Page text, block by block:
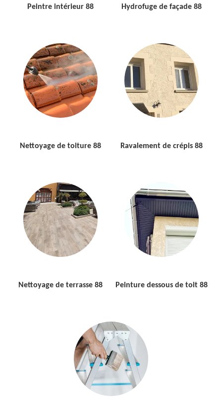
Peintre intérieur 88 Hydrofuge de façade 88
Nettoyage de toiture 88 Ravalement de crépis 88
Nettoyage de terrasse 88 Peinture dessous de toit 88